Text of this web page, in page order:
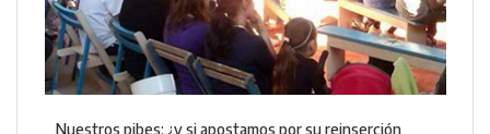
Nuestros pibes: ¿y si apostamos por su reinserción